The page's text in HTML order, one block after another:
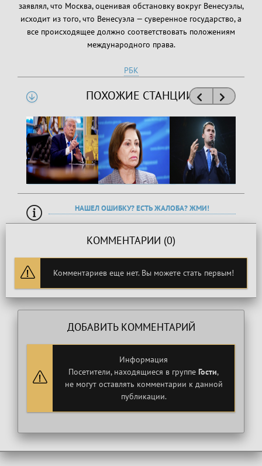
заявлял, что Москва, оценивая обстановку вокруг Венесуэлы,
исходит из того, что Венесуэла — суверенное государство, а
все происходящее должно соответствовать положениям
международного права.
РБК
ПОХОЖИЕ СТАНЦИИ
НАШЕЛ ОШИБКУ? ЕСТЬ ЖАЛОБА? ЖМИ!
КОММЕНТАРИИ (0)
Комментариев еще нет. Вы можете стать первым!
ДОБАВИТЬ КОММЕНТАРИЙ
Информация
Посетители, находящиеся в группе Гости,
не могут оставлять комментарии к данной
публикации.